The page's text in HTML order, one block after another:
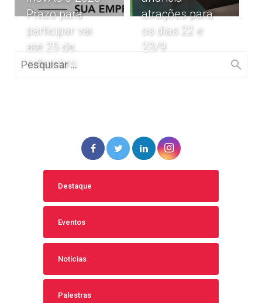
Prazo para
participar vai
até 25 de
setembro
atrações para
os dias 22 e
23/9
Destaque
Eventos
Notícias
Palestras